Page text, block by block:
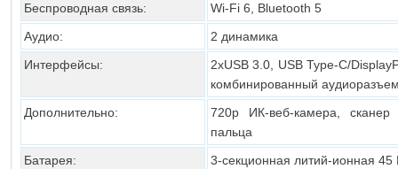
Беспроводная связь:
Wi-Fi 6, Bluetooth 5
Аудио:
2 динамика
Интерфейсы:
2хUSB 3.0, USB Type-C/
комбинированный
Дополнительно:
720p ИК-веб-камера, сканер
пальца
Батарея:
3-секционная литий-ионная 45